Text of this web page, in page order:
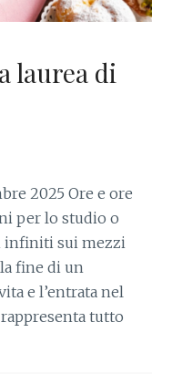
laurea di
2025 Ore e ore
per lo studio o
infiniti sui mezzi
fine di un
e l’entrata nel
tutto